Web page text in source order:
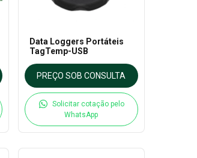
Data Loggers Portáteis
TagTemp-USB
PREÇO SOB CONSULTA
Solicitar cotação pelo
WhatsApp